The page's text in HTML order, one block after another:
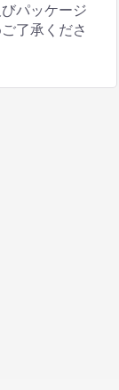
パッケージ
了承くださ